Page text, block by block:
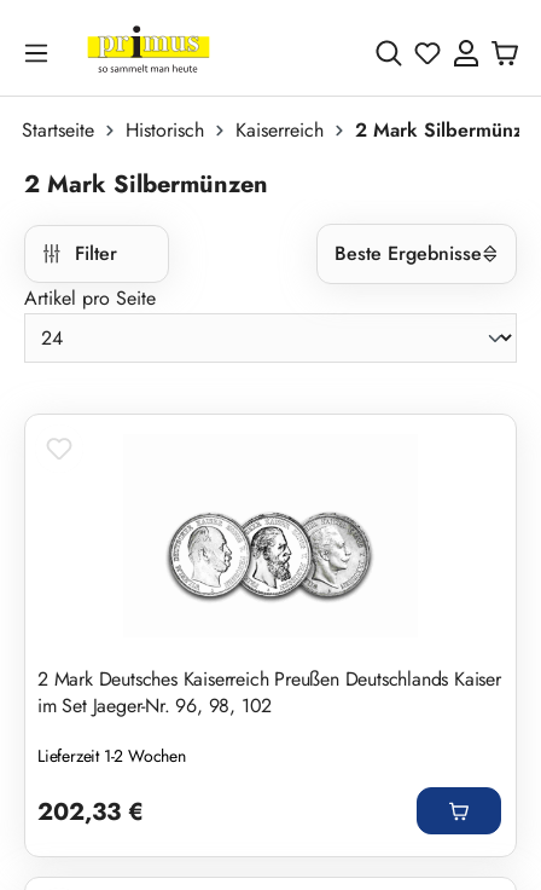
Zum Hauptinhalt springen
Du hast 0
Startseite Historisch Kaiserreich 2 Mark
2 Mark Silbermünzen
Filter
Beste Ergebnisse
Artikel pro Seite
2 Mark Deutsches Kaiserreich Preußen Deutschlands Kaiser
im Set Jaeger-Nr. 96, 98, 102
Lieferzeit 1-2 Wochen
202,33 €